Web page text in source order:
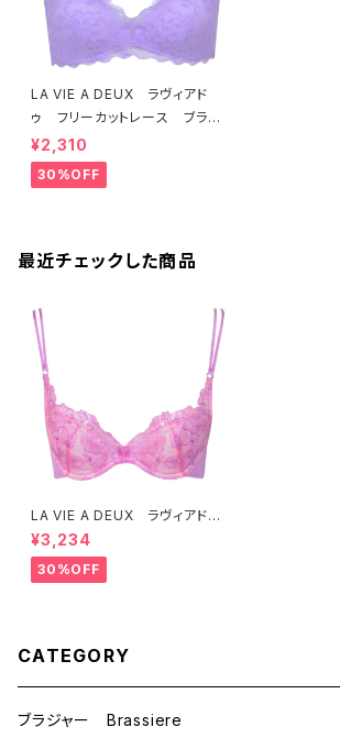
LA VIE A DEUX ラヴィアド
ゥ フリーカットレース ブラレ
ット ソフトブラ（ラベンダー）22
463 SALE 送料無料
¥2,310
30%OFF
最近チェックした商品
LA VIE A DEUX ラヴィアド
ゥ フラワーボンボン ブラジャ
ー （モーヴ）22432 SALE
セール 送料無料
¥3,234
30%OFF
CATEGORY
ブラジャー Brassiere